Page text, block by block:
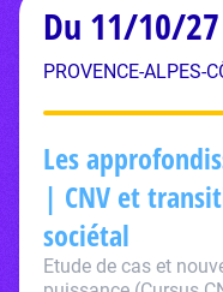
Du 11/10/
PROVENCE-ALPES-
Les
| CNV et
sociétal
Etude de cas et